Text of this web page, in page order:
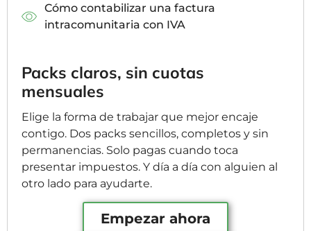
Cómo contabilizar una factura
intracomunitaria con IVA
Packs claros, sin cuotas
mensuales
Elige la forma de trabajar que mejor encaje
contigo. Dos packs sencillos, completos y sin
permanencias. Solo pagas cuando toca
presentar impuestos. Y día a día con alguien al
otro lado para ayudarte.
Empezar ahora